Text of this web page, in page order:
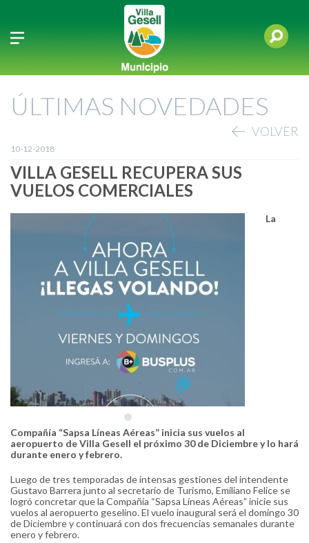
ÚLTIMAS NOVEDADES
VOLVER
10-12-2018
VILLA GESELL RECUPERA SUS
VUELOS COMERCIALES
La
Compañía “Sapsa Líneas Aéreas” inicia sus vuelos al
aeropuerto de Villa Gesell el próximo 30 de Diciembre y lo hará
durante enero y febrero.
Luego de tres temporadas de intensas gestiones del intendente
Gustavo Barrera junto al secretario de Turismo, Emiliano Felice se
logró concretar que la Compañía “Sapsa Líneas Aéreas” inicie sus
vuelos al aeropuerto geselino. El vuelo inaugural será el domingo 30
de Diciembre y continuará con dos frecuencias semanales durante
enero y febrero.